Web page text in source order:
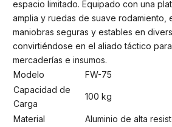
espacio limitado. Equipado con una
amplia y ruedas de suave rodamiento,
maniobras seguras y estables en
convirtiéndose en el aliado táctico
mercaderías e insumos.
Modelo
FW-75
Capacidad de
Carga
100 kg
Material
Aluminio de alta